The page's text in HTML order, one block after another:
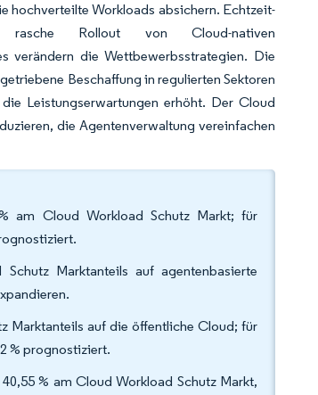
hochverteilte Workloads absichern. Echtzeit-
rasche Rollout von Cloud-nativen
verändern die Wettbewerbsstrategien. Die
Beschaffung in regulierten Sektoren
Leistungserwartungen erhöht. Der Cloud
die Agentenverwaltung vereinfachen
am Cloud Workload Schutz Markt; für
Marktanteils auf agentenbasierte
Marktanteils auf die öffentliche Cloud; für
% prognostiziert.
% am Cloud Workload Schutz Markt,